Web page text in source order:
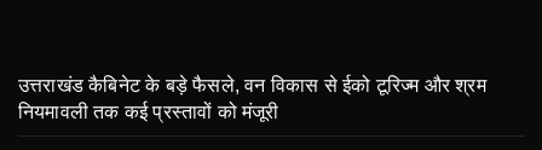
उत्तराखंड कैबिनेट के बड़े फैसले, वन विकास से ईको टूरिज्म और श्रम
नियमावली तक कई प्रस्तावों को मंजूरी